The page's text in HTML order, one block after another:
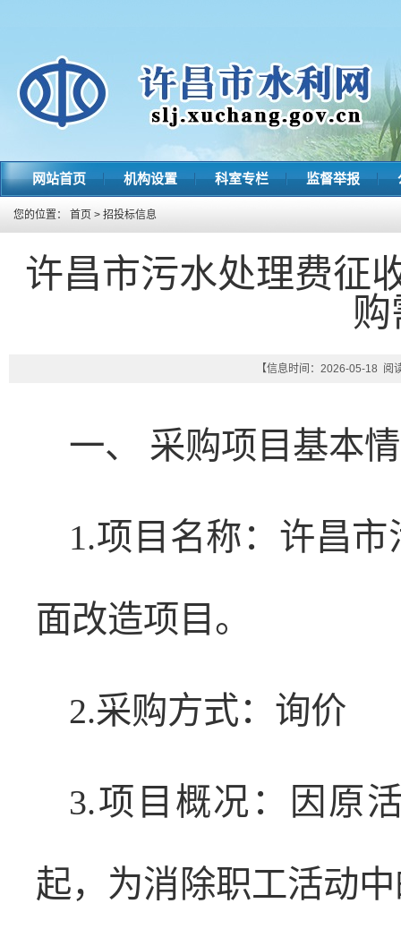
网站首页 机构设置 科室专栏 监督举报
您的位置： 首页 > 招投标信息
许昌市污水处理费征
【信息时间：2026-05-18 阅
一、 采购项目基本
1.项目名称：许昌
面改造项目。
2.采购方式：询价
3.项目概况：因原
起，为消除职工活动